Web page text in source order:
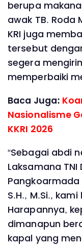
berupa
awak TB. Roda
KRI juga
tersebut
segera
memperbaiki
Baca Juga:
Nasionalisme
KKRI 2026
“Sebagai abdi
Laksamana
Pangkoarmada
S.H., M.Si.,
Harapannya,
dimanapun
kapal yang